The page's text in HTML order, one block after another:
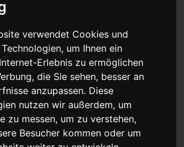
verwendet Cookies und
um Ihnen ein
Erlebnis zu ermöglichen
die Sie sehen, besser an
anzupassen. Diese
nutzen wir außerdem, um
zu messen, um zu verstehen,
Besucher kommen oder um
des Deutsch-
Tamir Nimrodi
– Israel
Übergabe